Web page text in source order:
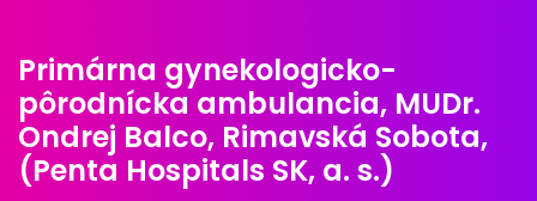
Primárna gynekologicko-
pôrodnícka ambulancia, MUDr.
Ondrej Balco, Rimavská Sobota,
(Penta Hospitals SK, a. s.)